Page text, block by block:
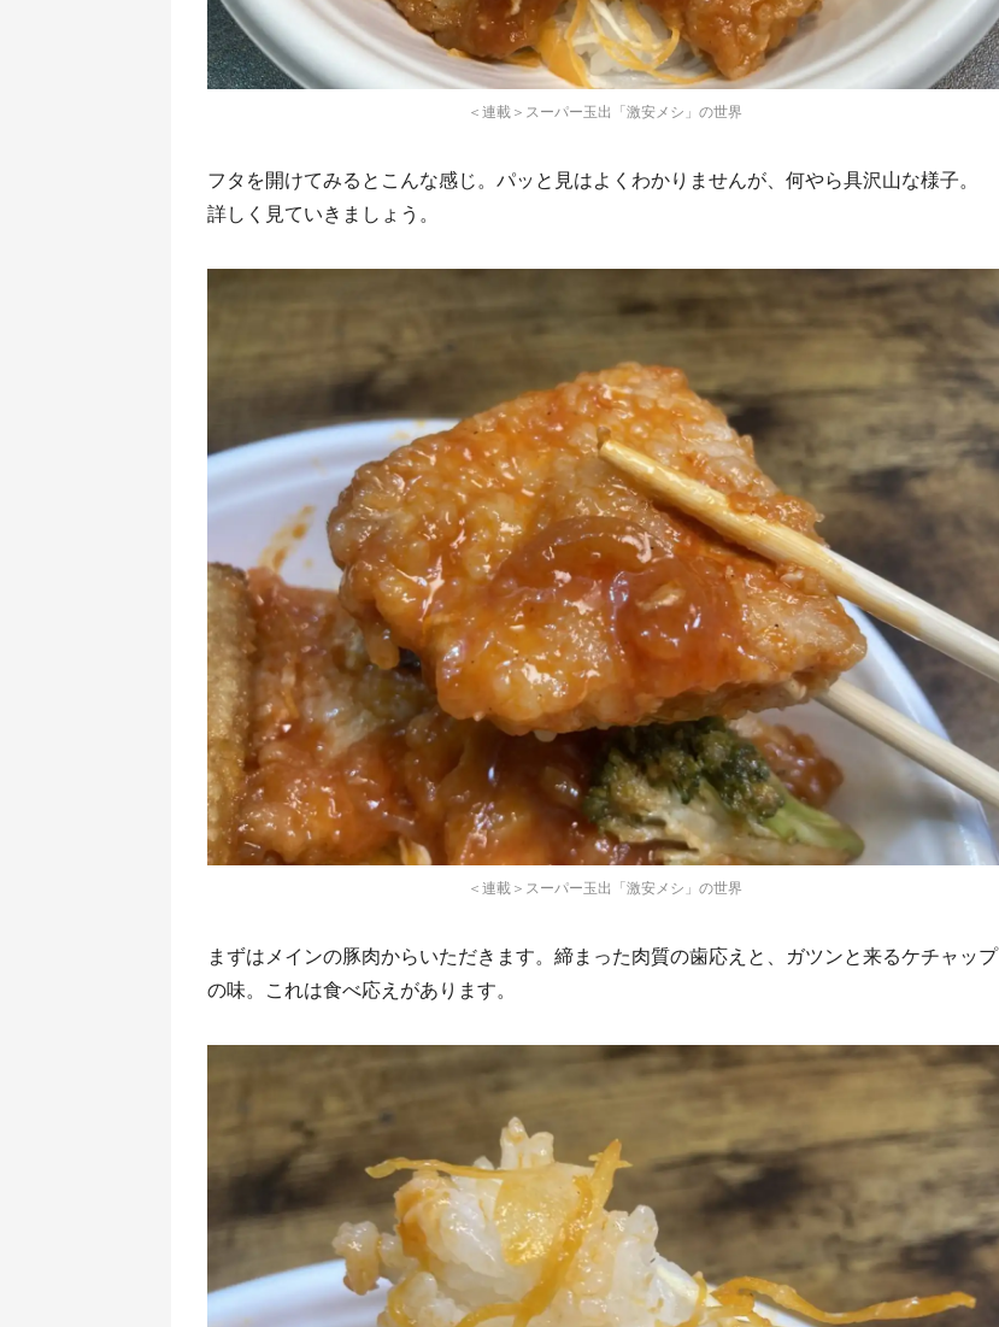
＜連載＞スーパー玉出「激安メシ」の世界
フタを開けてみるとこんな感じ。パッと見はよくわかりませんが、何やら具沢山な様子。
詳しく見ていきましょう。
＜連載＞スーパー玉出「激安メシ」の世界
まずはメインの豚肉からいただきます。締まった肉質の歯応えと、ガツンと来るケチャップ
の味。これは食べ応えがあります。